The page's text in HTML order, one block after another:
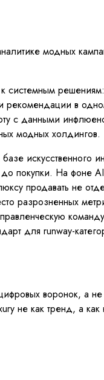
модных
системным
рекомендации в
с данными
модных холдингов.
искусственного
покупки. На фоне
продавать не
разрозненных
для runway-
воронок, а
не как тренд, а как